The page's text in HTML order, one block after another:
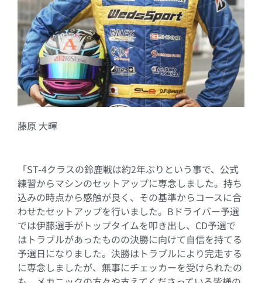
藤原 大暉
「ST-4クラスの鈴鹿戦は約2年ぶりという事で、公式
練習からマシンのセットアップに専念しました。持ち
込みの時点から感触が良く、その基準からコースに合
わせたセットアップを行いました。 B ドライバー予選
では伊藤選手がトップタイムを叩き出し、 CD予選で
はトラブルがあったものの決勝に向けて自信を持てる
予選日になりました。決勝はトラブルにより完走する
に専念しましたが、無事にチェッカーを受けられたの